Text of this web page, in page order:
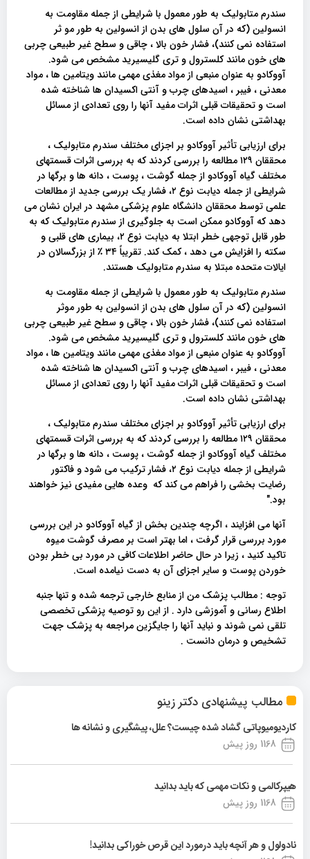
مطالب پیشنهادی دکتر زینو
کاردیومیوپاتی گشاد شده چیست؟ علل، پیشگیری و نشانه ها
1168 روز پیش
هیپرکالمی و نکات مهمی که باید بدانید
1168 روز پیش
نادولول و هر آنچه باید درمورد این قرص خوراکی بدانید!
سندرم متابولیک به طور معمول با شرایطی از جمله مقاومت به
انسولین (که در آن سلول های بدن از انسولین به طور مو ثر
استفاده نمی کنند)، فشار خون بالا ، چاقی و سطح غیر طبیعی چربی
های خون مانند کلسترول و تری گلیسیرید مشخص می شود.
آووکادو به عنوان منبعی از مواد مغذی مهمی مانند ویتامین ها ، مواد
معدنی ، فیبر ، اسیدهای چرب و آنتی اکسیدان ها شناخته شده
است و تحقیقات قبلی اثرات مفید آنها را روی تعدادی از مسائل
بهداشتی نشان داده است.
برای ارزیابی تأثیر آووکادو بر اجزای مختلف سندرم متابولیک ،
محققان ۱۲۹ مطالعه را بررسی کردند که به بررسی اثرات قسمتهای
مختلف گیاه آووکادو از جمله گوشت ، پوست ، دانه ها و برگها در
شرایطی از جمله دیابت نوع ۲، فشار یک بررسی جدید از مطالعات
علمی توسط محققان دانشگاه علوم پزشکی مشهد در ایران نشان می
دهد که آووکادو ممکن است به جلوگیری از سندرم متابولیک که به
طور قابل توجهی خطر ابتلا به دیابت نوع ۲، بیماری های قلبی و
سکته را افزایش می دهد ، کمک کند. تقریباً ۳۴ ٪ از بزرگسالان در
ایالات متحده مبتلا به سندرم متابولیک هستند.
سندرم متابولیک به طور معمول با شرایطی از جمله مقاومت به
انسولین (که در آن سلول های بدن از انسولین به طور موثر
استفاده نمی کنند)، فشار خون بالا ، چاقی و سطح غیر طبیعی چربی
های خون مانند کلسترول و تری گلیسیرید مشخص می شود.
آووکادو به عنوان منبعی از مواد مغذی مهمی مانند ویتامین ها ، مواد
معدنی ، فیبر ، اسیدهای چرب و آنتی اکسیدان ها شناخته شده
است و تحقیقات قبلی اثرات مفید آنها را روی تعدادی از مسائل
بهداشتی نشان داده است.
برای ارزیابی تأثیر آووکادو بر اجزای مختلف سندرم متابولیک ،
محققان ۱۲۹ مطالعه را بررسی کردند که به بررسی اثرات قسمتهای
مختلف گیاه آووکادو از جمله گوشت ، پوست ، دانه ها و برگها در
شرایطی از جمله دیابت نوع ۲، فشار ترکیب می شود و فاکتور
رضایت بخشی را فراهم می کند که وعده هایی مفیدی نیز خواهند
بود."
آنها می افزایند ، اگرچه چندین بخش از گیاه آووکادو در این بررسی
مورد بررسی قرار گرفت ، اما بهتر است بر مصرف گوشت میوه
تاکید کنید ، زیرا در حال حاضر اطلاعات کافی در مورد بی خطر بودن
خوردن پوست و سایر اجزای آن به دست نیامده است.
توجه : مطالب پزشک من از منابع خارجی ترجمه شده و تنها جنبه
اطلاع رسانی و آموزشی دارد . از این رو توصیه پزشکی تخصصی
تلقی نمی شوند و نباید آنها را جایگزین مراجعه به پزشک جهت
تشخیص و درمان دانست .